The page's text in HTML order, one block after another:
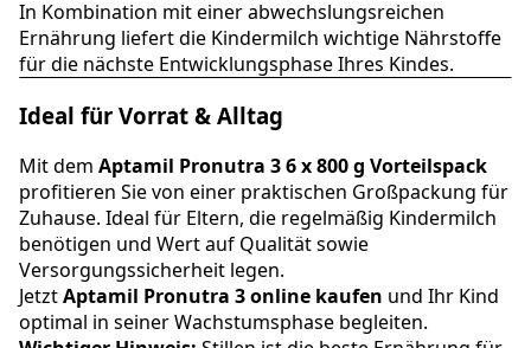
In Kombination mit einer abwechslungsreichen
Ernährung liefert die Kindermilch wichtige Nährstoffe
für die nächste Entwicklungsphase Ihres Kindes.
Ideal für Vorrat & Alltag
Mit dem Aptamil Pronutra 3 6 x 800 g Vorteilspack
profitieren Sie von einer praktischen Großpackung für
Zuhause. Ideal für Eltern, die regelmäßig Kindermilch
benötigen und Wert auf Qualität sowie
Versorgungssicherheit legen.
JetztAptamil Pronutra 3 online kaufen und Ihr Kind
optimal in seiner Wachstumsphase begleiten.